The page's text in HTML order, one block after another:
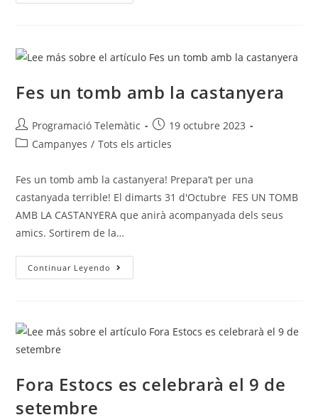
Fes un tomb amb la castanyera
Programació Telemàtic
19 octubre 2023
Campanyes / Tots els articles
Fes un tomb amb la castanyera! Prepara’t per una
castanyada terrible! El dimarts 31 d'Octubre FES UN TOMB
AMB LA CASTANYERA que anirà acompanyada dels seus
amics. Sortirem de la…
Continuar Leyendo
Fora Estocs es celebrarà el 9 de
setembre